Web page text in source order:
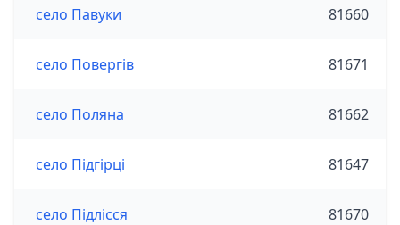
село Павуки 81660
село Повергів 81671
село Поляна 81662
село Підгірці 81647
село Підлісся 81670